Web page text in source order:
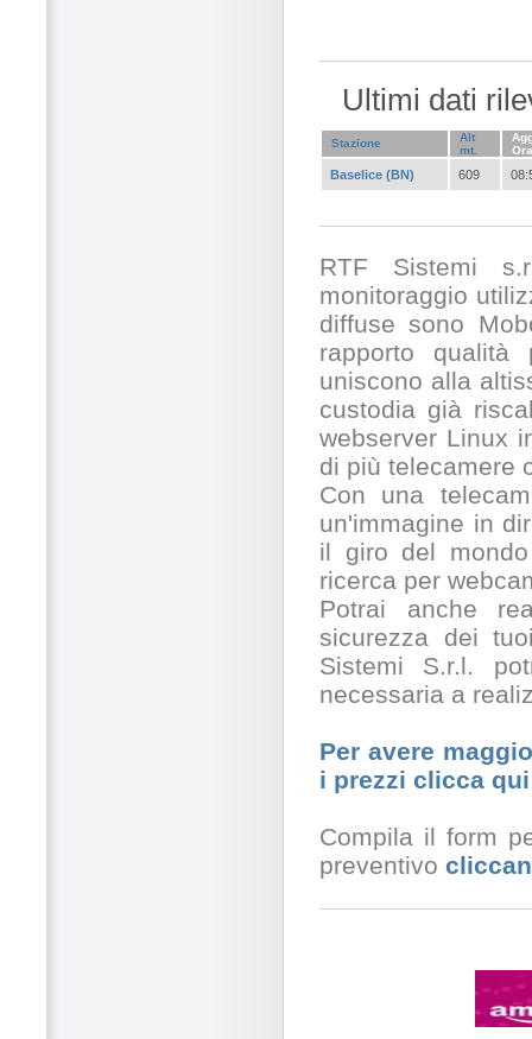
Ultimi dati
Stazione
Alt
mt.
Ora
Baselice (BN) 609
RTF Sistemi
monitoraggio
diffuse sono
rapporto qualità
uniscono alla
custodia già
webserver Linux
di più telecamere
Con una
un'immagine in
il giro del
ricerca per
Potrai anche
sicurezza dei
Sistemi S.r.l.
necessaria a
Per avere
i prezzi clicca qui
Compila il form
preventivo